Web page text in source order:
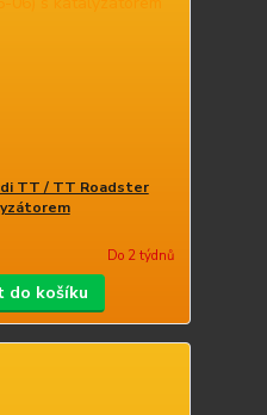
TT / TT Roadster
Do 2 týdnů
do košíku